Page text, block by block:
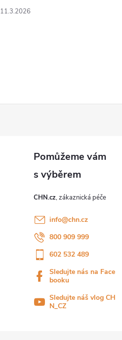
11.3.2026
CHN.cz
info@chn.cz
800 909 999
602 532 489
Sledujte nás na Face
booku
Sledujte náš vlog CH
N_CZ